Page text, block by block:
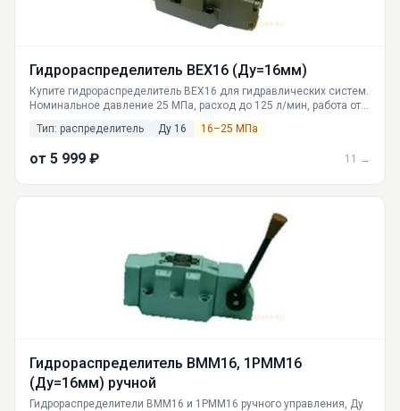
Гидрораспределитель ВЕХ16 (Ду=16мм)
Купите гидрораспределитель ВЕХ16 для гидравлических систем.
Номинальное давление 25 МПа, расход до 125 л/мин, работа от
конструкция. Поставки со склада в Екатеринбурге, доставка по
Тип: распределитель Ду 16 16–25 МПа
от 5 999 ₽ 11 →
Гидрораспределитель ВММ16, 1РММ16
(Ду=16мм) ручной
Гидрораспределители ВММ16 и 1РММ16 ручного управления, Ду